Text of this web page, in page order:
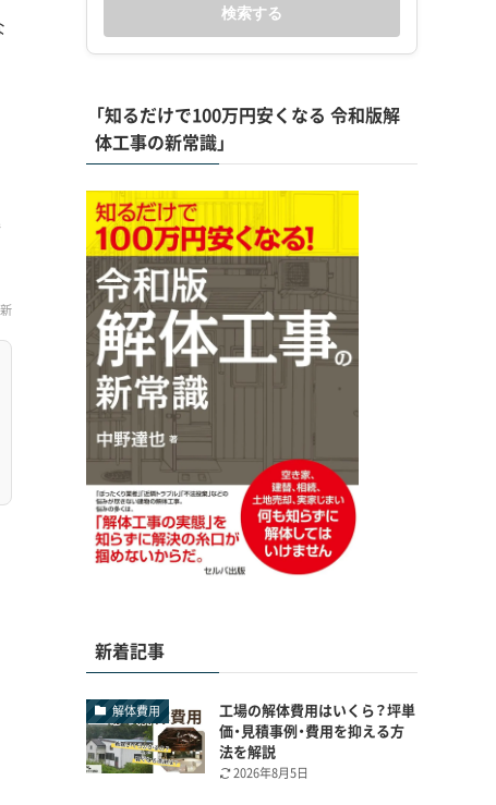
検索する
「知るだけで100万円安くなる 令和版解
体工事の新常識」
新着記事
解体費用
工場の解体費用はいくら？坪単
価・見積事例・費用を抑える方
法を解説
2026年8月5日